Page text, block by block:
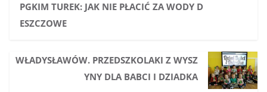
PGKIM TUREK: JAK NIE PŁACIĆ ZA WODY D
ESZCZOWE
WŁADYSŁAWÓW. PRZEDSZKOLAKI Z WYSZ
YNY DLA BABCI I DZIADKA